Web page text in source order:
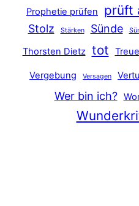
Prophetie prüfen prüft
Stolz
Stärken Sünde
Thorsten Dietz tot Treue
Vergebung Versagen
Wer bin ich?